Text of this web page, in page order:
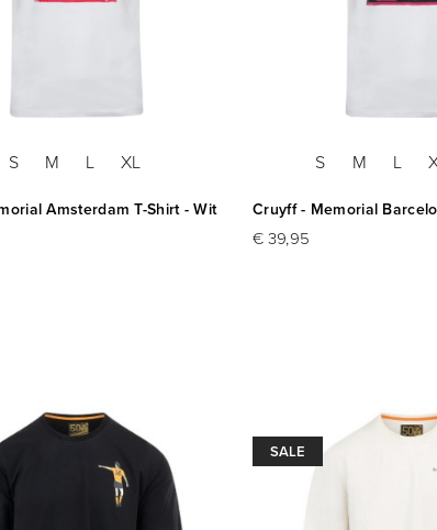
S M L XL
Amsterdam T-Shirt - Wit
S M L
Cruyff - Memorial
€ 39,95
SALE